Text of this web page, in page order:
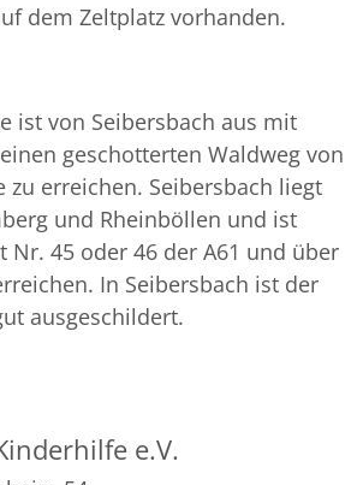
dem Zeltplatz vorhanden.
ist von Seibersbach aus mit
geschotterten Waldweg von
zu erreichen. Seibersbach liegt
und Rheinböllen und ist
Nr. 45 oder 46 der A61 und über
In Seibersbach ist der
ausgeschildert.
e.V.